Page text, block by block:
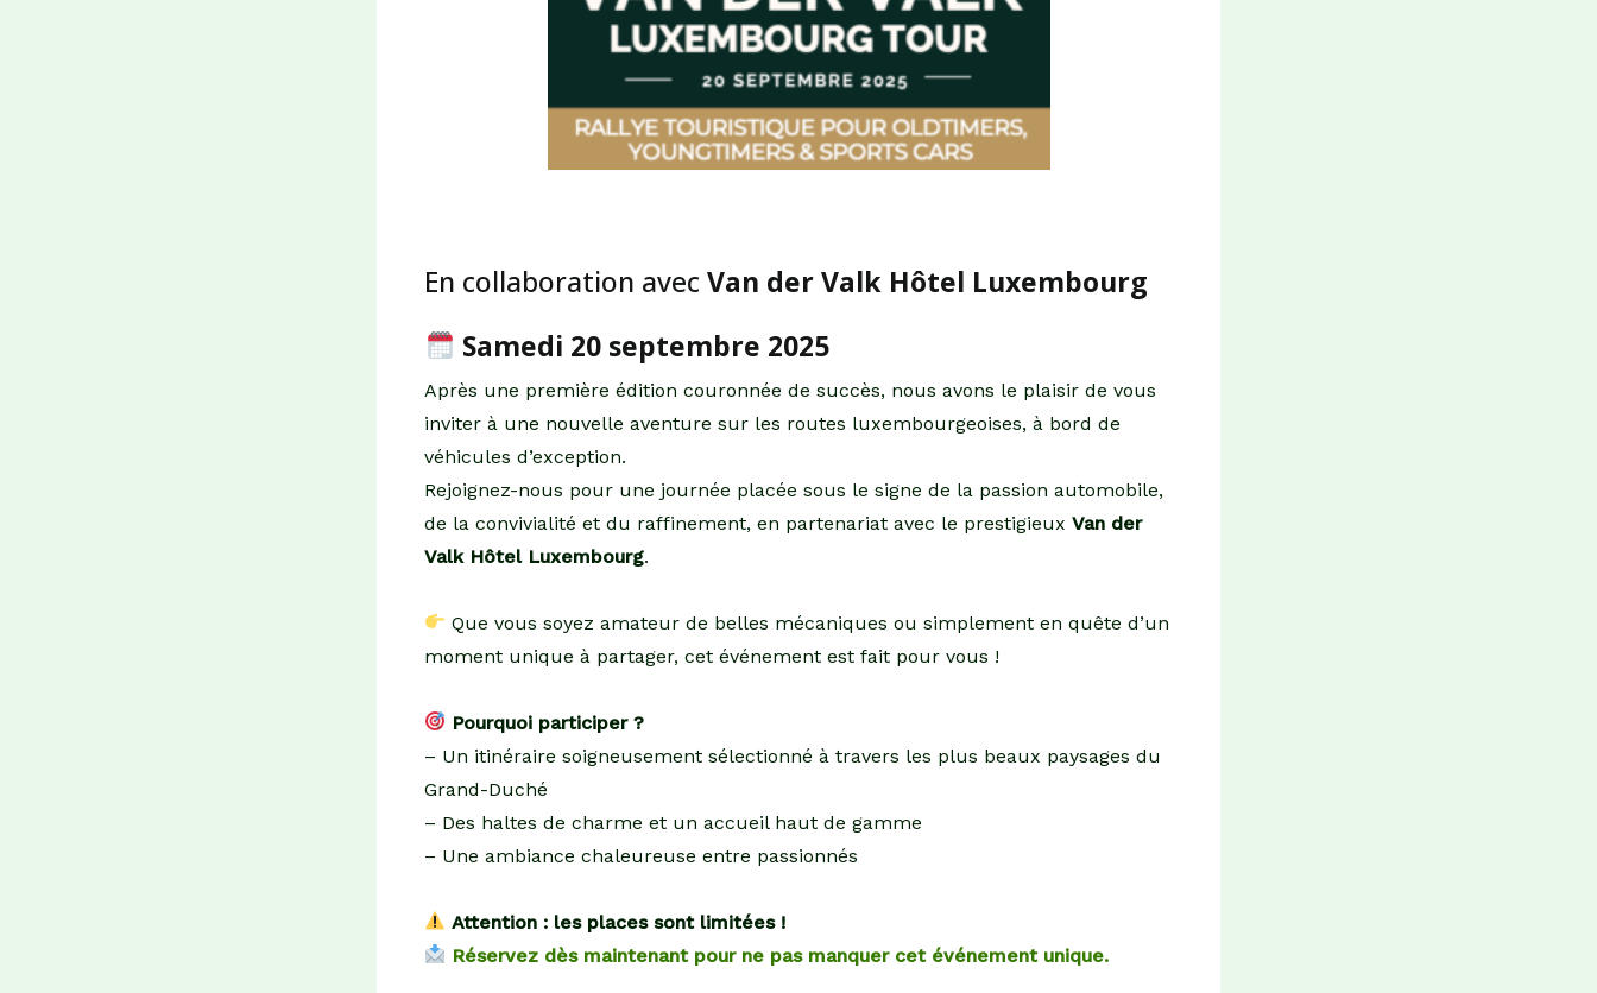
En collaboration avec Van der Valk Hôtel Luxembourg
Samedi 20 septembre 2025
Après une première édition couronnée de succès, nous avons le plaisir de vous
inviter à une nouvelle aventure sur les routes luxembourgeoises, à bord de
véhicules d’exception.
Rejoignez-nous pour une journée placée sous le signe de la passion automobile,
de la convivialité et du raffinement, en partenariat avec le prestigieux Van der
Valk Hôtel Luxembourg.
Que vous soyez amateur de belles mécaniques ou simplement en quête d’un
moment unique à partager, cet événement est fait pour vous !
Pourquoi participer ?
– Un itinéraire soigneusement sélectionné à travers les plus beaux paysages du
Grand-Duché
– Des haltes de charme et un accueil haut de gamme
– Une ambiance chaleureuse entre passionnés
Attention : les places sont limitées !
Réservez dès maintenant pour ne pas manquer cet événement unique.